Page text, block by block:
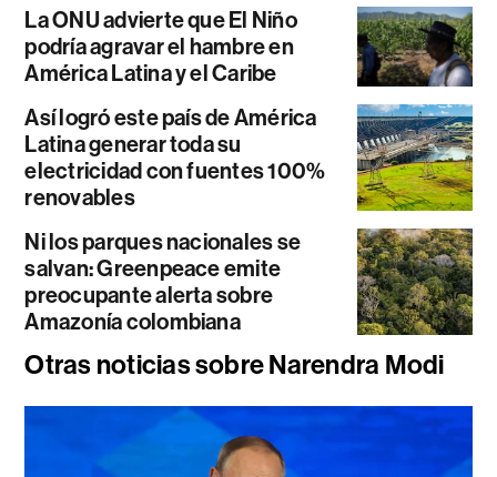
La ONU advierte que El Niño
podría agravar el hambre en
América Latina y el Caribe
Así logró este país de América
Latina generar toda su
electricidad con fuentes 100%
renovables
Ni los parques nacionales se
salvan: Greenpeace emite
preocupante alerta sobre
Amazonía colombiana
Otras noticias sobre Narendra Modi